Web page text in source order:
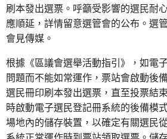
刷本發出選票。呼籲受影響的選民耐
應順延，詳情留意選管會的公布。選
會見傳媒。
根據《區議會選舉活動指引》，如電
問題而不能如常運作，票站會啟動後
選民冊印刷本發出選票，直至投票結
時啟動電子選民登記冊系統的後備模
場地內的儲存裝置，以確定有關選民